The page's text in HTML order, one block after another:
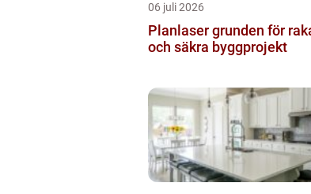
06 juli 2026
Planlaser grunden för raka
och säkra byggprojekt